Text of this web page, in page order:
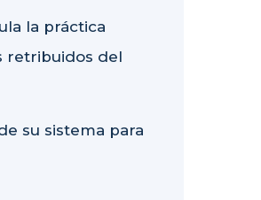
la práctica
retribuidos del
su sistema para